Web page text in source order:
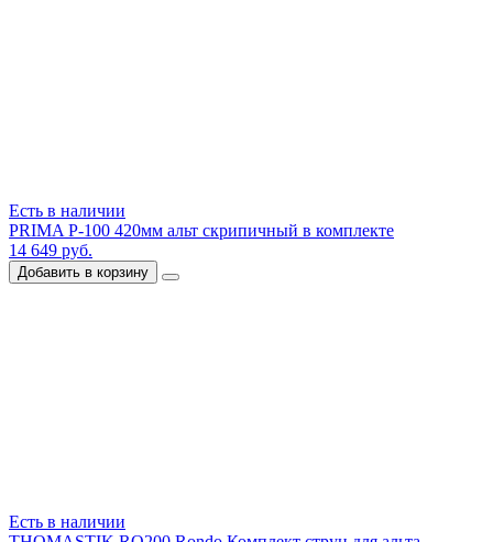
Есть в наличии
PRIMA P-100 420мм альт скрипичный в комплекте
14 649 руб.
Добавить в корзину
Есть в наличии